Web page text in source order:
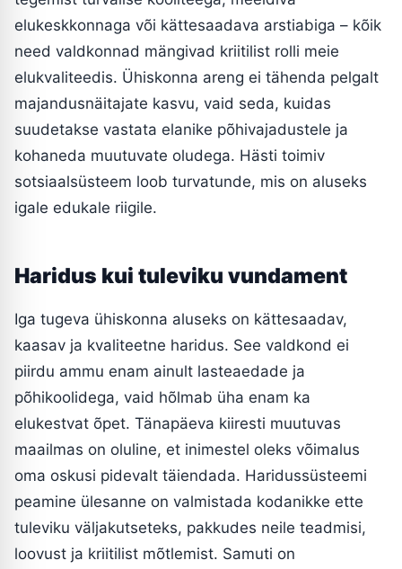
elukeskkonnaga või kättesaadava arstiabiga – kõik
need valdkonnad mängivad kriitilist rolli meie
elukvaliteedis. Ühiskonna areng ei tähenda pelgalt
majandusnäitajate kasvu, vaid seda, kuidas
suudetakse vastata elanike põhivajadustele ja
kohaneda muutuvate oludega. Hästi toimiv
sotsiaalsüsteem loob turvatunde, mis on aluseks
igale edukale riigile.
Haridus kui tuleviku vundament
Iga tugeva ühiskonna aluseks on kättesaadav,
kaasav ja kvaliteetne haridus. See valdkond ei
piirdu ammu enam ainult lasteaedade ja
põhikoolidega, vaid hõlmab üha enam ka
elukestvat õpet. Tänapäeva kiiresti muutuvas
maailmas on oluline, et inimestel oleks võimalus
oma oskusi pidevalt täiendada. Haridussüsteemi
peamine ülesanne on valmistada kodanikke ette
tuleviku väljakutseteks, pakkudes neile teadmisi,
loovust ja kriitilist mõtlemist. Samuti on